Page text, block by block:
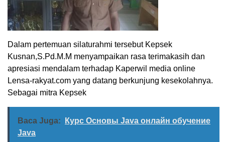
Dalam pertemuan silaturahmi tersebut Kepsek
Kusnan,S.Pd.M.M menyampaikan rasa terimakasih dan
apresiasi mendalam terhadap Kaperwil media online
Lensa-rakyat.com yang datang berkunjung kesekolahnya.
Sebagai mitra Kepsek
Baca Juga:
Курс Основы Java онлайн обучение
Java